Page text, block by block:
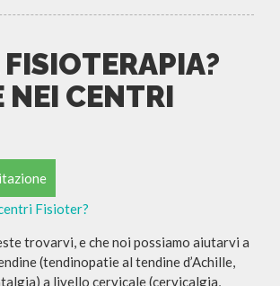
NEI CENTRI
trovarvi, e che noi possiamo aiutarvi a
(tendinopatie al tendine d’Achille,
a livello cervicale (cervicalgia,